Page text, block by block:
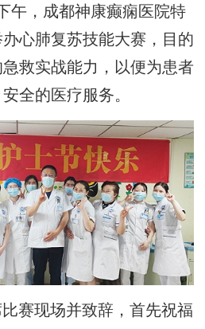
午，成都神康癫痫医院特
心肺复苏技能大赛，目的
救实战能力，以便为患者
全的医疗服务。
赛现场并致辞，首先祝福